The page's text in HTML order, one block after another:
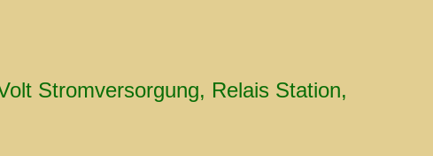
Stromversorgung, Relais Station,